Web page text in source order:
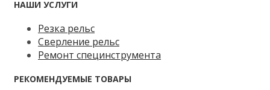
НАШИ УСЛУГИ
Резка рельс
Сверление рельс
Ремонт специнструмента
РЕКОМЕНДУЕМЫЕ ТОВАРЫ